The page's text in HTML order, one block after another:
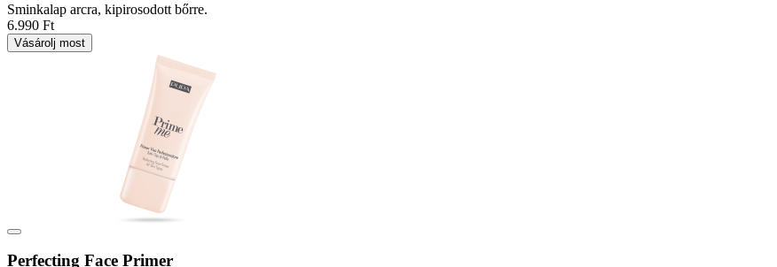
Sminkalap arcra, kipirosodott bőrre.
6.990 Ft
Vásárolj most
Perfecting Face Primer